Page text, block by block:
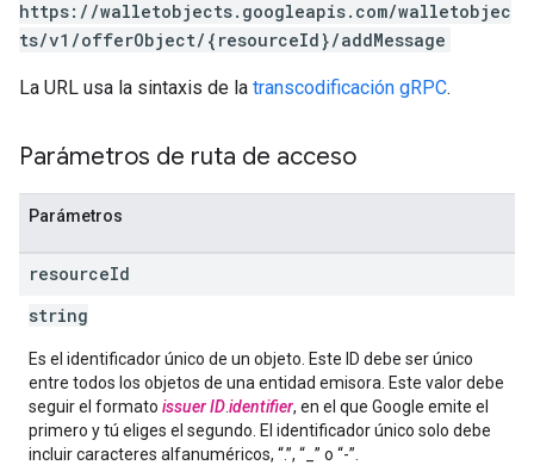
https://walletobjects.googleapis.com/walletobjec
ts/v1/offerObject/{resourceId}/addMessage
La URL usa la sintaxis de la transcodificación gRPC.
Parámetros de ruta de acceso
Parámetros
resourceId
string
Es el identificador único de un objeto. Este ID debe ser único
entre todos los objetos de una entidad emisora. Este valor debe
seguir el formato issuer IDidentifier, en el que Google emite el
primero y tú eliges el segundo. El identificador único solo debe
incluir caracteres alfanuméricos, “.”, “_” o “-”.